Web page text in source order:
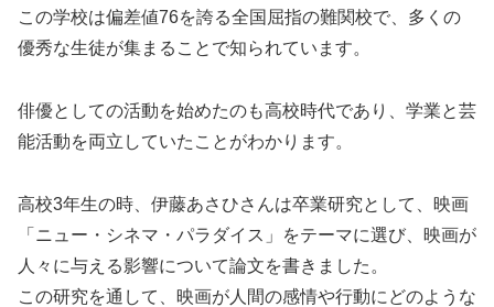
この学校は偏差値76を誇る全国屈指の難関校で、多くの
優秀な生徒が集まることで知られています。
俳優としての活動を始めたのも高校時代であり、学業と芸
能活動を両立していたことがわかります。
高校3年生の時、伊藤あさひさんは卒業研究として、映画
「ニュー・シネマ・パラダイス」をテーマに選び、映画が
人々に与える影響について論文を書きました。
この研究を通して、映画が人間の感情や行動にどのような